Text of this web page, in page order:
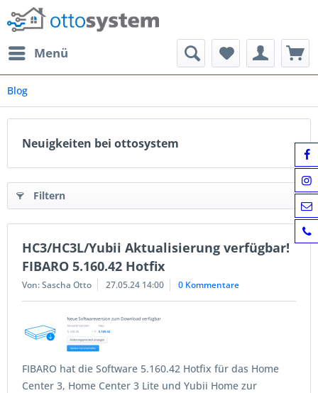
Menü
Blog
Neuigkeiten bei ottosystem
Filtern
HC3/HC3L/Yubii Aktualisierung verfügbar!
FIBARO 5.160.42 Hotfix
Von: Sascha Otto 27.05.24 14:00 0 Kommentare
FIBARO hat die Software 5.160.42 Hotfix für das Home
Center 3, Home Center 3 Lite und Yubii Home zur